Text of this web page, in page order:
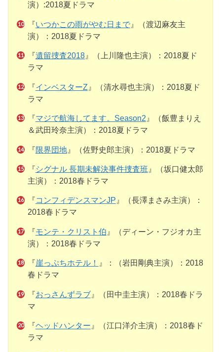
演）:2018夏ドラマ
『いつかこの雨がやむ日まで』（渡辺麻友主
演）：2018夏ドラマ
『遺留捜査2018』（上川隆也主演）：2018夏ド
ラマ
『インベスターZ 』（清水尋也主演）：2018夏ド
ラマ
『マジで航海してます。Season2 』（飯豊まりえ
＆武田玲奈主演）：2018夏ドラマ
『限界団地』（佐野史郎主演）：2018夏ドラマ
『シグナル 長期未解決事件捜査班 』（坂口健太郎
主演）：2018春ドラマ
『 コンフィデンスマンJP』（長澤まさみ主演）：
2018春ドラマ
『モンテ・クリスト伯 』（ディーン・フジオカ主
演）：2018春ドラマ
『 崖っぷちホテル！ 』：（岩田剛典主演）：2018
春ドラマ
『おっさんずラブ』（田中圭主演）：2018春ドラ
マ
『ヘッドハンター』（江口洋介主演）：2018春ド
ラマ